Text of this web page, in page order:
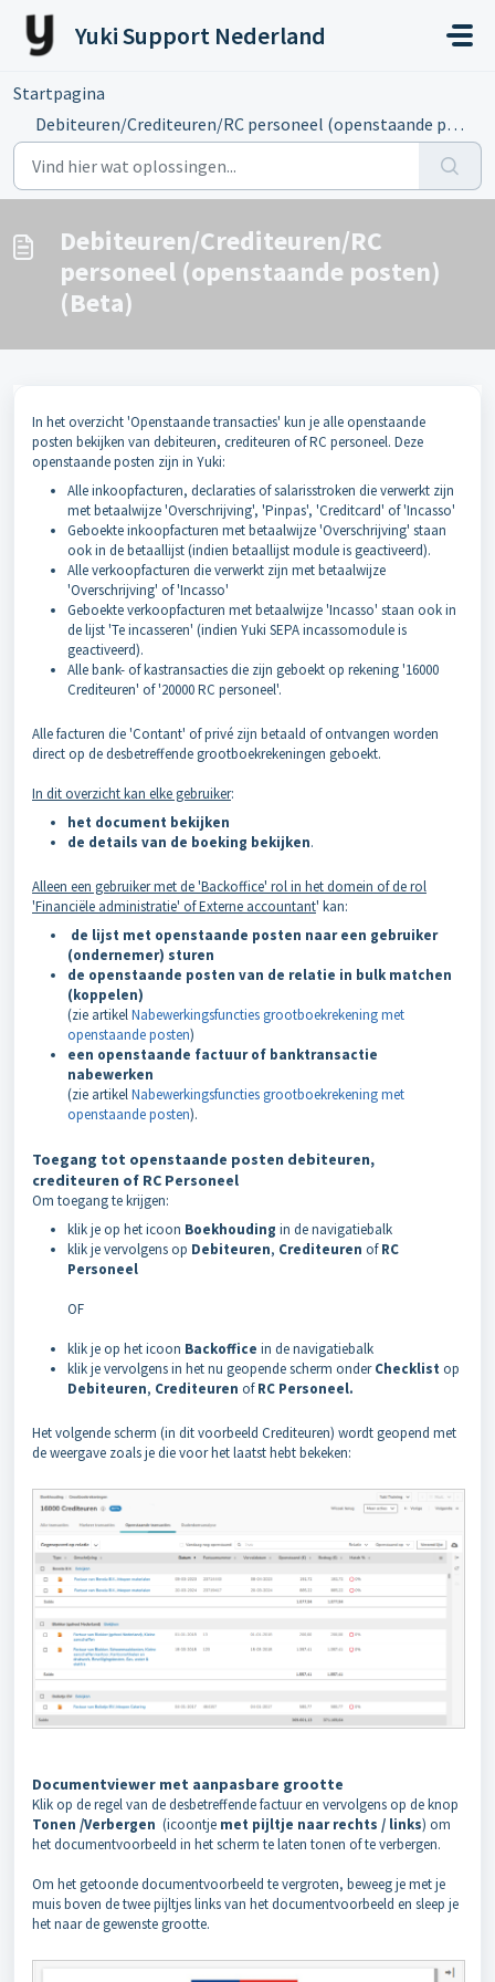
Doorgaan naar hoofdinhoud
Yuki Support Nederland
Startpagina
Debiteuren/Crediteuren/RC personeel (openstaande posten) ...
Debiteuren/Crediteuren/RC
personeel (openstaande posten)
(Beta)
In het overzicht 'Openstaande transacties' kun je alle openstaande
posten bekijken van debiteuren, crediteuren of RC personeel. Deze
openstaande posten zijn in Yuki:
Alle inkoopfacturen, declaraties of salarisstroken die verwerkt zijn
met betaalwijze 'Overschrijving', 'Pinpas', 'Creditcard' of 'Incasso'
Geboekte inkoopfacturen met betaalwijze 'Overschrijving' staan
ook in de betaallijst (indien betaallijst module is geactiveerd).
Alle verkoopfacturen die verwerkt zijn met betaalwijze
'Overschrijving' of 'Incasso'
Geboekte verkoopfacturen met betaalwijze 'Incasso' staan ook in
de lijst 'Te incasseren' (indien Yuki SEPA incassomodule is
geactiveerd).
Alle bank- of kastransacties die zijn geboekt op rekening '16000
Crediteuren' of '20000 RC personeel'.
Alle facturen die 'Contant' of privé zijn betaald of ontvangen worden
direct op de desbetreffende grootboekrekeningen geboekt.
In dit overzicht kan elke gebruiker:
het document bekijken
de details van de boeking bekijken.
Alleen een gebruiker met de 'Backoffice' rol in het domein of de rol
'Financiële administratie' of Externe accountant' kan:
de lijst met openstaande posten naar een gebruiker
(ondernemer) sturen
de openstaande posten van de relatie in bulk matchen
(koppelen)
(zie artikelNabewerkingsfuncties grootboekrekening met
openstaande posten)
een openstaande factuur of banktransactie
nabewerken
(zie artikelNabewerkingsfuncties grootboekrekening met
openstaande posten).
Toegang tot openstaande posten debiteuren,
crediteuren of RC Personeel
Om toegang te krijgen:
klik je op het icoon Boekhouding in de navigatiebalk
klik je vervolgens op Debiteuren, Crediteuren ofRC
Personeel
OF
klik je op het icoon Backoffice in de navigatiebalk
klik je vervolgens in het nu geopende scherm onderChecklist op
Debiteuren, Crediteuren ofRC Personeel.
Het volgende scherm (in dit voorbeeld Crediteuren) wordt geopend met
de weergave zoals je die voor het laatst hebt bekeken:
Documentviewer met aanpasbare grootte
Klik op de regel van de desbetreffende factuur en vervolgens op de knop
Tonen /Verbergen (icoontje met pijltje naar rechts / links) om
het documentvoorbeeld in het scherm te laten tonen of te verbergen.
Om het getoonde documentvoorbeeld te vergroten, beweeg je met je
muis boven de twee pijltjes links van het documentvoorbeeld en sleep je
het naar de gewenste grootte.